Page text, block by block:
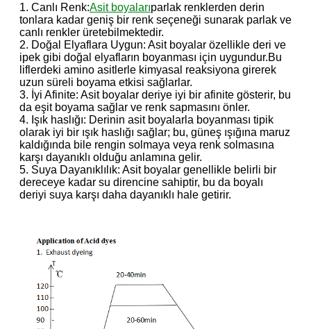
1. Canlı Renk:Asit boyalarıparlak renklerden derin
tonlara kadar geniş bir renk seçeneği sunarak parlak ve
canlı renkler üretebilmektedir.
2. Doğal Elyaflara Uygun: Asit boyalar özellikle deri ve
ipek gibi doğal elyafların boyanması için uygundur.Bu
liflerdeki amino asitlerle kimyasal reaksiyona girerek
uzun süreli boyama etkisi sağlarlar.
3. İyi Afinite: Asit boyalar deriye iyi bir afinite gösterir, bu
da eşit boyama sağlar ve renk sapmasını önler.
4. Işık haslığı: Derinin asit boyalarla boyanması tipik
olarak iyi bir ışık haslığı sağlar; bu, güneş ışığına maruz
kaldığında bile rengin solmaya veya renk solmasına
karşı dayanıklı olduğu anlamına gelir.
5. Suya Dayanıklılık: Asit boyalar genellikle belirli bir
dereceye kadar su direncine sahiptir, bu da boyalı
deriyi suya karşı daha dayanıklı hale getirir.